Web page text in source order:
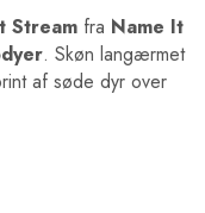
Stream fra Name It
. Skøn langærmet
af søde dyr over